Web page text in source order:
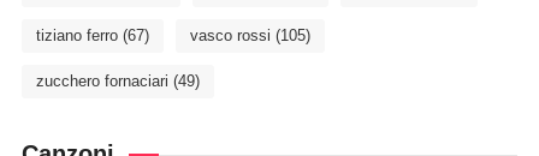
tiziano ferro(67) vasco rossi (105)
zucchero fornaciari (49)